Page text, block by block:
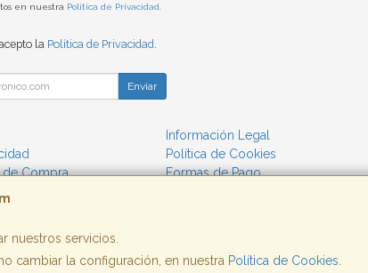
nuestros servicios.
cambiar la configuración, en nuestra Política de Cookies
en nuestra Política de Privacidad.
la Política de Privacidad.
Enviar
Información Legal
Política de Cookies
Compra
Formas de Pago
, , , , España. - C.I.F.: B25662933 - Tfno: